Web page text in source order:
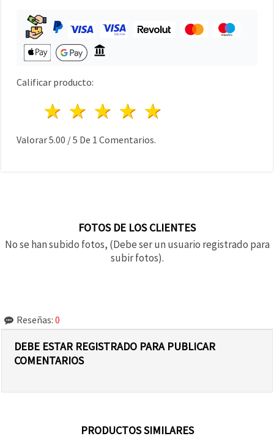
Calificar producto:
4 estrellas
3 estrellas
2 estrellas
1 estrella
Valorar5.00 /5 De 1 Comentarios.
FOTOS DE LOS CLIENTES
No se han subido fotos, (Debe ser un usuario registrado para
subir fotos).
Reseñas: 0
DEBE ESTAR REGISTRADO PARA PUBLICAR
COMENTARIOS
PRODUCTOS SIMILARES